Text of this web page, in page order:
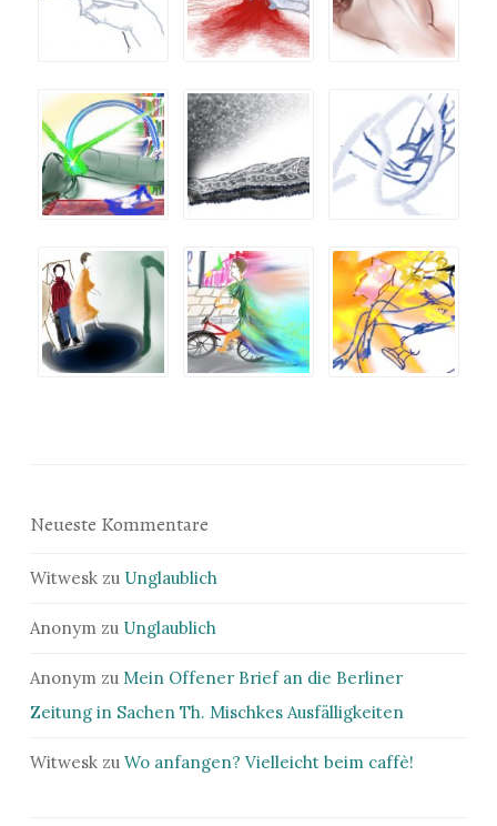
Neueste Kommentare
Witwesk zu Unglaublich
Anonym zu Unglaublich
Anonym zu Mein Offener Brief an die Berliner
Zeitung in Sachen Th. Mischkes Ausfälligkeiten
Witwesk zu Wo anfangen? Vielleicht beim caffè!